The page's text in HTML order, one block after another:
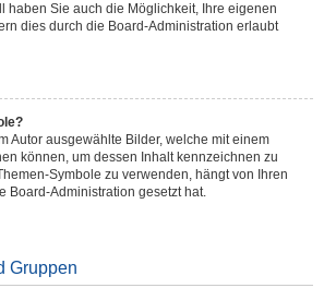
haben Sie auch die Möglichkeit, Ihre eigenen
dies durch die Board-Administration erlaubt
Autor ausgewählte Bilder, welche mit einem
können, um dessen Inhalt kennzeichnen zu
Symbole zu verwenden, hängt von Ihren
Board-Administration gesetzt hat.
Gruppen